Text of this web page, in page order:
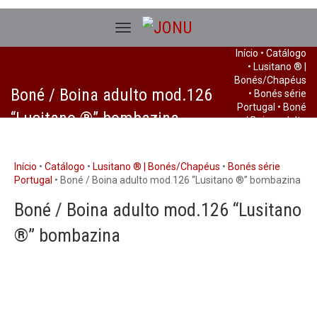
Boné / Boina adulto mod.126
“Lusitano ®” bombazina
Início • Catálogo
• Lusitano ® |
Bonés/Chapéus
• Bonés série
Portugal • Boné
/ Boina adulto
bombazina
Início • Catálogo • Lusitano ® | Bonés/Chapéus • Bonés série
Portugal • Boné / Boina adulto mod.126 “Lusitano ®” bombazina
Boné / Boina adulto mod.126 “Lusitano
®” bombazina